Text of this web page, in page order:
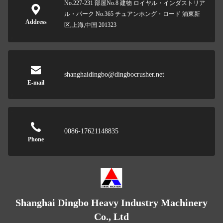
Address
No.227-231 部屋No.8 建物 ロイヤル・インダストリア
ル・パーク No.365 チュアンホング・ロード 浦東新
区,上海,中国 201323
E-mail
shanghaidingbo@dingbocrusher.net
Phone
0086-17621148835
Shanghai Dingbo Heavy Industry Machinery
Co., Ltd